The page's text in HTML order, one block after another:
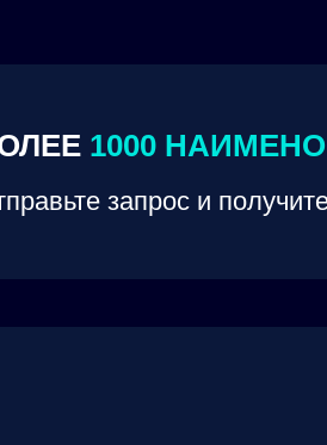
1000
запрос и